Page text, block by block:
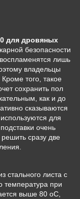
для дровяных
безопасности
лишь
владельцы
того, такое
сохранить пол
как и до
сказываются
для
очень
сразу две
листа с
температура при
выше 80 oC,